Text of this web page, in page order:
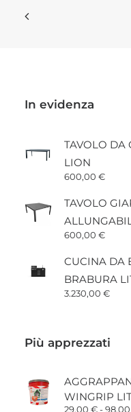
In evidenza
TAVOLO DA
LION
600,00 €
TAVOLO
600,00 €
CUCINA DA
BRABURA
3.230,00 €
Più apprezzati
WINGRIP
29,00 €-98,00